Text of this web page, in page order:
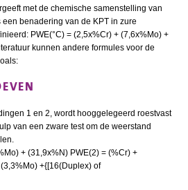
met de chemische samenstelling van
een benadering van de KPT in zure
PWE(°C) = (2,5x%Cr) + (7,6x%Mo) +
kunnen andere formules voor de
1 en 2, wordt hooggelegeerd roestvast
van een zware test om de weerstand
+ (31,9x%N) PWE(2) = (%Cr) +
+{[16(Duplex) of